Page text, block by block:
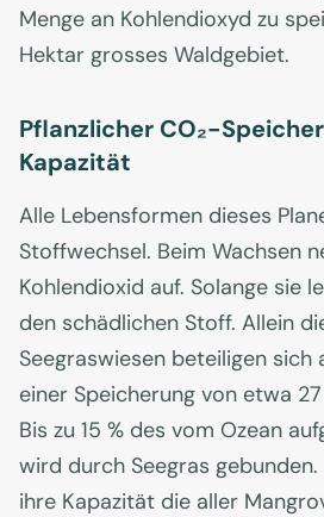
Menge an Kohlendioxyd zu
Hektar grosses Waldgebiet.
Pflanzlicher CO₂-
Kapazität
Alle Lebensformen dieses
Stoffwechsel. Beim Wachsen
Kohlendioxid auf. Solange sie
den schädlichen Stoff. Allein
Seegraswiesen beteiligen sich
einer Speicherung von etwa
Bis zu 15 % des vom Ozean
wird durch Seegras
ihre Kapazität die aller